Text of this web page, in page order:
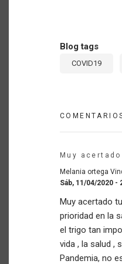
Blog tags
COVID19
Muy
Melania ortega
Sáb, 11/04/2020 -
Muy acertado
prioridad en la
el trigo tan
vida , la salud ,
Pandemia, no